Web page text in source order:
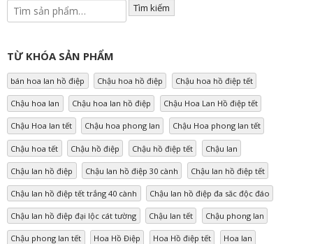
Tìm kiếm
TỪ KHÓA SẢN PHẨM
bán hoa lan hồ điệp Chậu hoa hồ điệp Chậu hoa hồ điệp tết
Chậu hoa lan Chậu hoa lan hồ điệp Chậu Hoa Lan Hồ điệp tết
Chậu Hoa lan tết Chậu hoa phong lan Chậu Hoa phong lan tết
Chậu hoa tết Chậu hồ điệp Chậu hồ điệp tết Chậu lan
Chậu lan hồ điệp Chậu lan hồ điệp 30 cành Chậu lan hồ điệp tết
Chậu lan hồ điệp tết trắng 40 cành Chậu lan hồ điệp đa săc độc đáo
Chậu lan hồ điệp đại lộc cát tường Chậu lan tết Chậu phong lan
Chậu phong lan tết Hoa Hồ Điệp Hoa Hồ điệp tết Hoa lan